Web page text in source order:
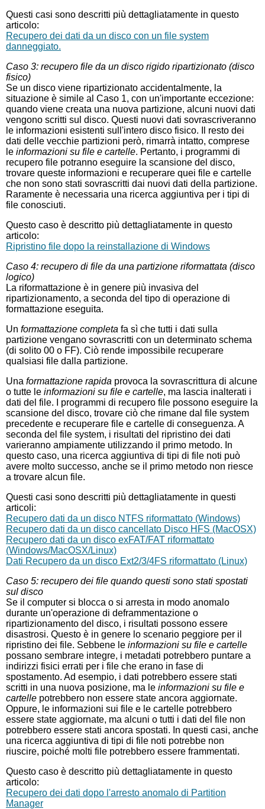
Questi casi sono descritti più dettagliatamente in questo
articolo:
Recupero dei dati da un disco con un file system
danneggiato.
Caso 3: recupero file da un disco rigido ripartizionato (disco
fisico)
Se un disco viene ripartizionato accidentalmente, la
situazione è simile al Caso 1, con un'importante eccezione:
quando viene creata una nuova partizione, alcuni nuovi dati
vengono scritti sul disco. Questi nuovi dati sovrascriveranno
le informazioni esistenti sull'intero disco fisico. Il resto dei
dati delle vecchie partizioni però, rimarrà intatto, comprese
le informazioni su file e cartelle. Pertanto, i programmi di
recupero file potranno eseguire la scansione del disco,
trovare queste informazioni e recuperare quei file e cartelle
che non sono stati sovrascritti dai nuovi dati della partizione.
Raramente è necessaria una ricerca aggiuntiva per i tipi di
file conosciuti.
Questo caso è descritto più dettagliatamente in questo
articolo:
Ripristino file dopo la reinstallazione di Windows
Caso 4: recupero di file da una partizione riformattata (disco
logico)
La riformattazione è in genere più invasiva del
ripartizionamento, a seconda del tipo di operazione di
formattazione eseguita.
Un formattazione completa fa sì che tutti i dati sulla
partizione vengano sovrascritti con un determinato schema
(di solito 00 o FF). Ciò rende impossibile recuperare
qualsiasi file dalla partizione.
Una formattazione rapida provoca la sovrascrittura di alcune
o tutte le informazioni su file e cartelle, ma lascia inalterati i
dati del file. I programmi di recupero file possono eseguire la
scansione del disco, trovare ciò che rimane dal file system
precedente e recuperare file e cartelle di conseguenza. A
seconda del file system, i risultati del ripristino dei dati
varieranno ampiamente utilizzando il primo metodo. In
questo caso, una ricerca aggiuntiva di tipi di file noti può
avere molto successo, anche se il primo metodo non riesce
a trovare alcun file.
Questi casi sono descritti più dettagliatamente in questi
articoli:
Recupero dati da un disco NTFS riformattato (Windows)
Recupero dati da un disco cancellato Disco HFS (MacOSX)
Recupero dati da un disco exFAT/FAT riformattato
(Windows/MacOSX/Linux)
Dati Recupero da un disco Ext2/3/4FS riformattato (Linux)
Caso 5: recupero dei file quando questi sono stati spostati
sul disco
Se il computer si blocca o si arresta in modo anomalo
durante un'operazione di deframmentazione o
ripartizionamento del disco, i risultati possono essere
disastrosi. Questo è in genere lo scenario peggiore per il
ripristino dei file. Sebbene le informazioni su file e cartelle
possano sembrare integre, i metadati potrebbero puntare a
indirizzi fisici errati per i file che erano in fase di
spostamento. Ad esempio, i dati potrebbero essere stati
scritti in una nuova posizione, ma le informazioni su file e
cartelle potrebbero non essere state ancora aggiornate.
Oppure, le informazioni sui file e le cartelle potrebbero
essere state aggiornate, ma alcuni o tutti i dati del file non
potrebbero essere stati ancora spostati. In questi casi, anche
una ricerca aggiuntiva di tipi di file noti potrebbe non
riuscire, poiché molti file potrebbero essere frammentati.
Questo caso è descritto più dettagliatamente in questo
articolo:
Recupero dei dati dopo l'arresto anomalo di Partition
Manager